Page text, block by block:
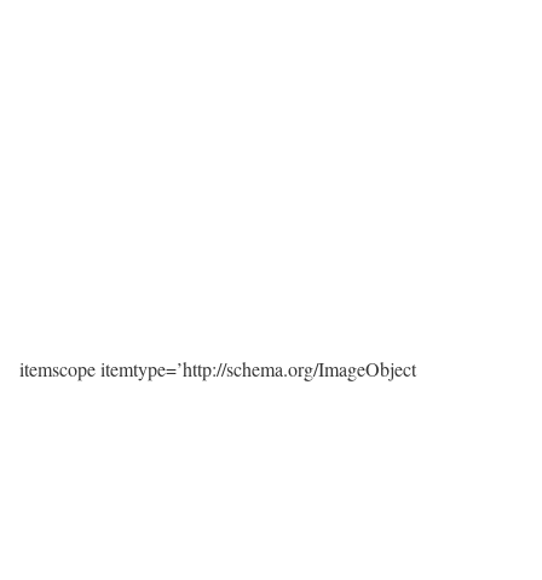
itemscope itemtype=’http://schema.org/ImageObject